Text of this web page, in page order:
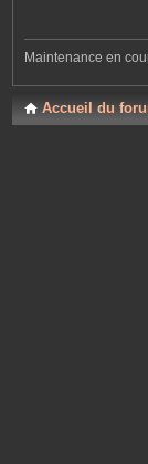
Maintenance en
Accueil du